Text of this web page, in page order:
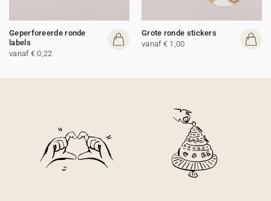
Geperforeerde ronde
labels
vanaf € 0,22
Grote ronde stickers
vanaf € 1,00